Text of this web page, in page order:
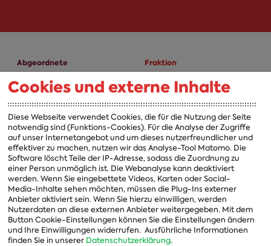
Abgeordnete
A-Z
Fraktion
Fraktion
Vorsitzender
Vorstand
Arbeitsgruppen
Ausschussvorsitzende
Beauftragte
Landesgruppen
Organisation
Cookies und externe Inhalte
Diese Webseite verwendet Cookies, die für die Nutzung der Seite
notwendig sind (Funktions-Cookies). Für die Analyse der Zugriffe
auf unser Internetangebot und um dieses nutzerfreundlicher und
effektiver zu machen, nutzen wir das Analyse-Tool Matomo. Die
Software löscht Teile der IP-Adresse, sodass die Zuordnung zu
einer Person unmöglich ist. Die Webanalyse kann deaktiviert
werden. Wenn Sie eingebettete Videos, Karten oder Social-
Media-Inhalte sehen möchten, müssen die Plug-Ins externer
Anbieter aktiviert sein. Wenn Sie hierzu einwilligen, werden
Nutzerdaten an diese externen Anbieter weitergegeben. Mit dem
Button Cookie-Einstellungen können Sie die Einstellungen ändern
und Ihre Einwilligungen widerrufen. Ausführliche Informationen
finden Sie in unserer Datenschutzerklärung.